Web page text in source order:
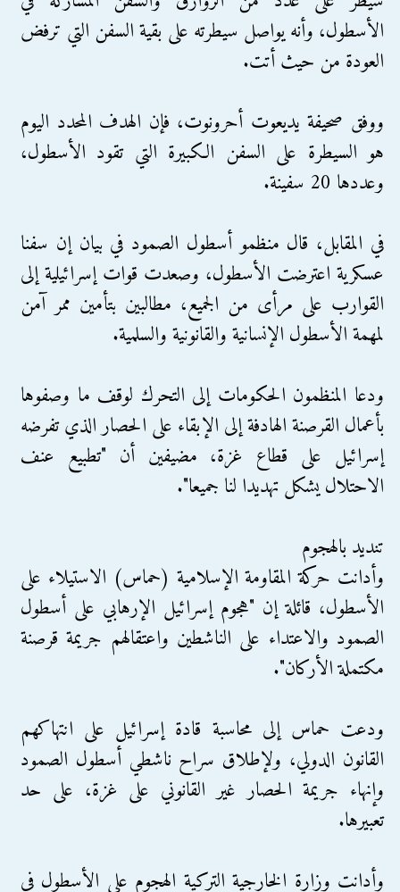
الأسطول، وأنه يواصل سيطرته على بقية السفن التي ترفض
العودة من حيث أتت.
ووفق صحيفة يديعوت أحرونوت، فإن الهدف المحدد اليوم
هو السيطرة على السفن الكبيرة التي تقود الأسطول،
وعددها 20 سفينة.
في المقابل، قال منظمو أسطول الصمود في بيان إن سفنا
عسكرية اعترضت الأسطول، وصعدت قوات إسرائيلية إلى
القوارب على مرأى من الجميع، مطالبين بتأمين ممر آمن
لمهمة الأسطول الإنسانية والقانونية والسلمية.
ودعا المنظمون الحكومات إلى التحرك لوقف ما وصفوها
بأعمال القرصنة الهادفة إلى الإبقاء على الحصار الذي تفرضه
إسرائيل على قطاع غزة، مضيفين أن "تطبيع عنف
الاحتلال يشكل تهديدا لنا جميعا".
تنديد بالهجوم
وأدانت حركة المقاومة الإسلامية (حماس) الاستيلاء على
الأسطول، قائلة إن "هجوم إسرائيل الإرهابي على أسطول
الصمود والاعتداء على الناشطين واعتقالهم جريمة قرصنة
مكتملة الأركان".
ودعت حماس إلى محاسبة قادة إسرائيل على انتهاكهم
القانون الدولي، ولإطلاق سراح ناشطي أسطول الصمود
وإنهاء جريمة الحصار غير القانوني على غزة، على حد
تعبيرها.
وأدانت وزارة الخارجية التركية الهجوم على الأسطول في